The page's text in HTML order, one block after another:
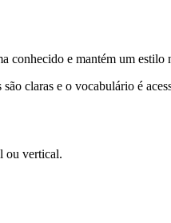
conhecido e mantém um estilo
claras e o vocabulário é
ou vertical.